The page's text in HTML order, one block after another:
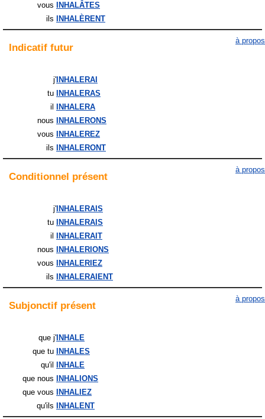
vous
INHALÂTES
ils
INHALÈRENT
Indicatif futur
à propos
j' INHALERAI
tu
INHALERAS
il
INHALERA
nous
INHALERONS
vous
INHALEREZ
ils
INHALERONT
Conditionnel présent
à propos
j' INHALERAIS
tu
INHALERAIS
il
INHALERAIT
nous
INHALERIONS
vous
INHALERIEZ
ils
INHALERAIENT
Subjonctif présent
à propos
que j' INHALE
que tu
INHALES
qu'il
INHALE
que nous
INHALIONS
que vous
INHALIEZ
qu'ils
INHALENT